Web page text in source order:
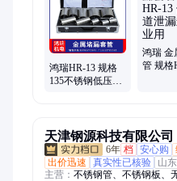
皮剪、接地夹、斜嘴钳、防爆
鸿瑞HR-13 规格
135不锈钢低压管
鸿瑞 金
管 规格
天津钢源科技有限公司
6年 档 安心购
出价迅速
真实性已核验
山
主营： 不锈钢管、不锈钢板、